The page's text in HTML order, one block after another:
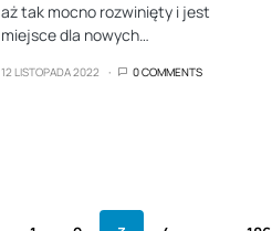
aż tak mocno rozwinięty i jest
miejsce dla nowych…
12 LISTOPADA 2022 0 COMMENTS